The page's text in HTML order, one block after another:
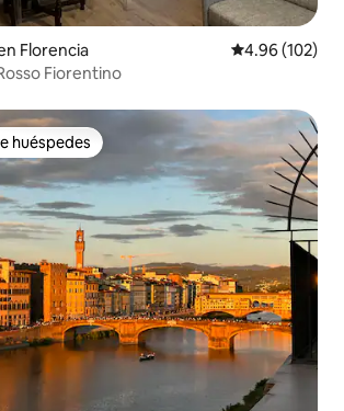
Florencia Calificación
4.96 (102)
Fiorentino
Favorito entre huéspedes
huéspedes